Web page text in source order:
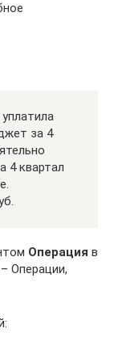
за 4
4 квартал
Операция в
Операции,